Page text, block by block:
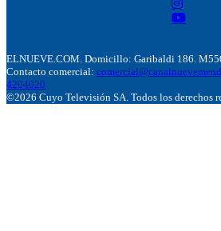
ELNUEVE.COM. Domicillo: Garibaldi 186.
Contacto comercial:
4204020
©2026 Cuyo Televisión SA. Todos los derechos